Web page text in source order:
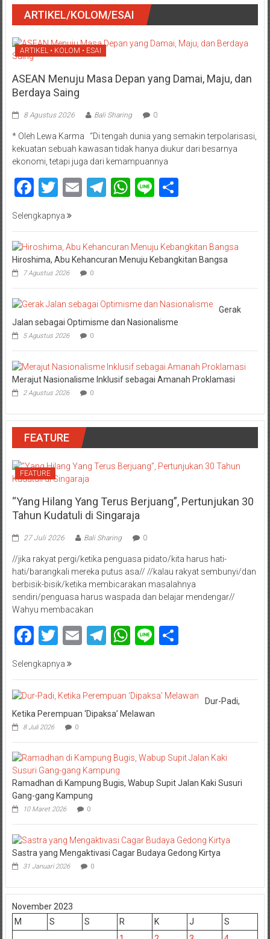
ARTIKEL/KOLOM/ESAI
ARTIKEL • KOLOM • ESAI
ASEAN Menuju Masa Depan yang Damai, Maju, dan
Berdaya Saing
8 Agustus 2026 Bali Sharing 0
* Oleh Lewa Karma “Di tengah dunia yang semakin terpolarisasi,
kekuatan sebuah kawasan tidak hanya diukur dari besarnya
ekonomi, tetapi juga dari kemampuannya
Facebook
Twitter
EmailTelegram
WhatsApp
LineShare
Selengkapnya
Hiroshima, Abu Kehancuran Menuju Kebangkitan Bangsa
7 Agustus 2026 0
Gerak
Jalan sebagai Optimisme dan Nasionalisme
5 Agustus 2026 0
Merajut Nasionalisme Inklusif sebagai Amanah Proklamasi
2 Agustus 2026 0
FEATURE
FEATURE
“Yang Hilang Yang Terus Berjuang”, Pertunjukan 30
Tahun Kudatuli di Singaraja
27 Juli 2026 Bali Sharing 0
//jika rakyat pergi/ketika penguasa pidato/kita harus hati-
hati/barangkali mereka putus asa// //kalau rakyat sembunyi/dan
berbisik-bisik/ketika membicarakan masalahnya
sendiri/penguasa harus waspada dan belajar mendengar//
Wahyu membacakan
Facebook
Twitter
EmailTelegram
WhatsApp
LineShare
Selengkapnya
Dur-Padi,
Ketika Perempuan ‘Dipaksa’ Melawan
8 Juli 2026 0
Ramadhan di Kampung Bugis, Wabup Supit Jalan Kaki Susuri
Gang-gang Kampung
10 Maret 2026 0
Sastra yang Mengaktivasi Cagar Budaya Gedong Kirtya
31 Januari 2026 0
November 2023
M
S S R K J
S